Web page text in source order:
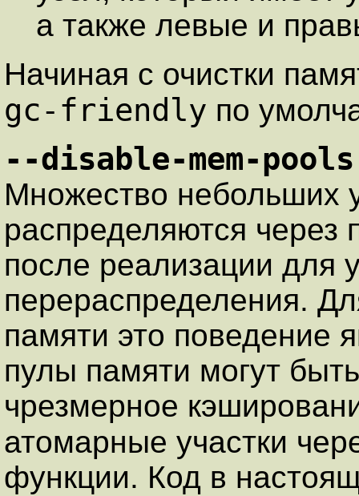
а также левые и
Начиная c очистки
gc-friendly по
--disable-mem-pools
Множество небольших
распределяются через
после реализации для
перераспределения.
памяти это поведение
пулы памяти могут
чрезмерное
атомарные участки
функции. Код в